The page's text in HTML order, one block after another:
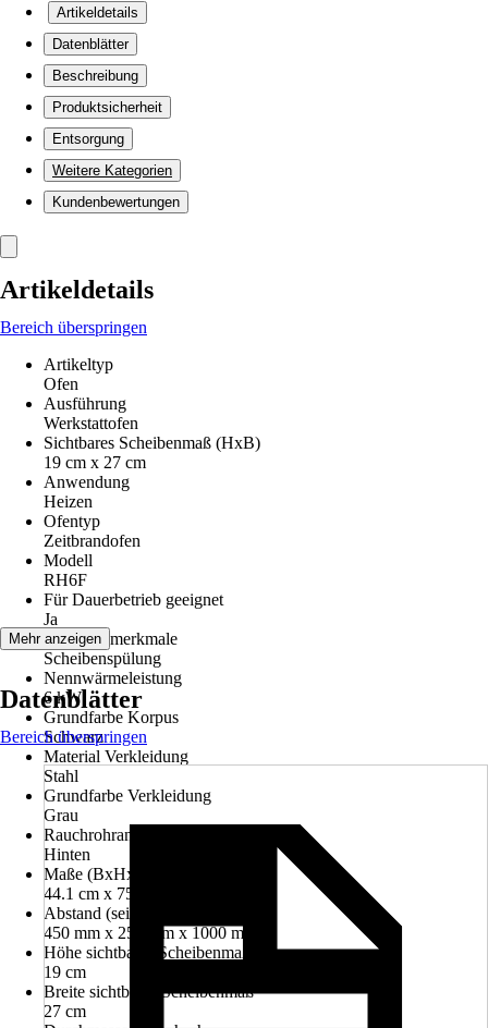
Artikeldetails
Datenblätter
Beschreibung
Produktsicherheit
Entsorgung
Weitere Kategorien
Kundenbewertungen
Artikeldetails
Bereich überspringen
Artikeltyp
Ofen
Ausführung
Werkstattofen
Sichtbares Scheibenmaß (HxB)
19 cm x 27 cm
Anwendung
Heizen
Ofentyp
Zeitbrandofen
Modell
RH6F
Für Dauerbetrieb geeignet
Ja
Leistungsmerkmale
Scheibenspülung
Nennwärmeleistung
6 kW
Grundfarbe Korpus
Schwarz
Material Verkleidung
Stahl
Grundfarbe Verkleidung
Grau
Rauchrohranschluss
Hinten
Maße (BxHxT)
44.1 cm x 75 cm x 33.6 cm
Abstand (seite/hinten/vorne)
450 mm x 250 mm x 1000 mm
Höhe sichtbares Scheibenmaß
19 cm
Breite sichtbares Scheibenmaß
27 cm
Mehr anzeigen
Datenblätter
Bereich überspringen